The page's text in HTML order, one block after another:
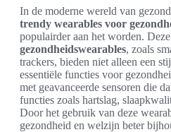
In de moderne wereld van
trendy wearables voor
populairder aan het worden. Deze
gezondheidswearables, zoals
trackers, bieden niet alleen een
essentiële functies voor
met geavanceerde sensoren die
functies zoals hartslag,
Door het gebruik van deze
gezondheid en welzijn beter